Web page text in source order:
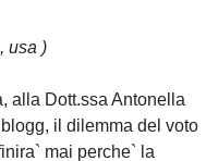
usa )
alla Dott.ssa Antonella
il dilemma del voto
mai perche` la